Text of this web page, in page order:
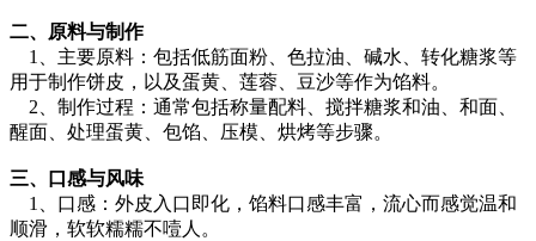
二、原料与制作
1、主要原料：包括低筋面粉、色拉油、碱水、转化糖浆等
用于制作饼皮，以及蛋黄、莲蓉、豆沙等作为馅料。
2、制作过程：通常包括称量配料、搅拌糖浆和油、和面、
醒面、处理蛋黄、包馅、压模、烘烤等步骤。
三、口感与风味
1、口感：外皮入口即化，馅料口感丰富，流心而感觉温和
顺滑，软软糯糯不噎人。